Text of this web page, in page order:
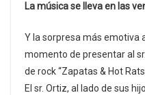
La música se lleva en las
Y la sorpresa más emotiva
momento de presentar al
de rock “Zapatas & Hot
El sr. Ortiz, al lado de sus